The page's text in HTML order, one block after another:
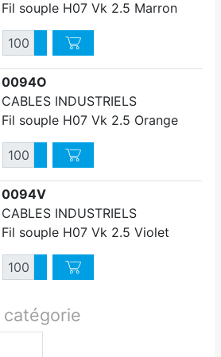
Fil souple H07 Vk 2.5 Marron
QuantitéAugmenter quantité
Diminuer quantité
0094O
CABLES INDUSTRIELS
Fil souple H07 Vk 2.5 Orange
QuantitéAugmenter quantité
Diminuer quantité
0094V
CABLES INDUSTRIELS
Fil souple H07 Vk 2.5 Violet
QuantitéAugmenter quantité
Diminuer quantité
catégorie